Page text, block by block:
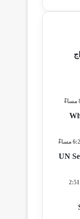
UN
الأربعاء - 22 رمضان - 1447هـ / 11 مارس - 2026م / 2:51